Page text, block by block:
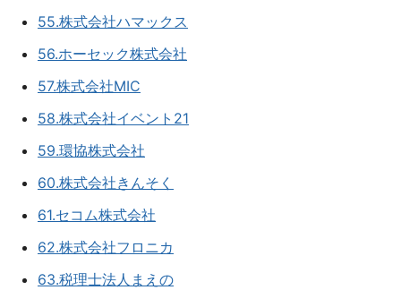
55.株式会社ハマックス
56.ホーセック株式会社
57.株式会社MIC
58.株式会社イベント21
59.環協株式会社
60.株式会社きんそく
61.セコム株式会社
62.株式会社フロニカ
63.税理士法人まえの